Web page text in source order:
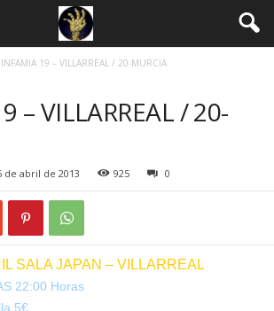
INFAMIA 19 – VILLARREAL / 20-MURCIA
– VILLARREAL / 20-
de abril de 2013 925 0
SALA JAPAN – VILLARREAL
22:00 Horas
5€